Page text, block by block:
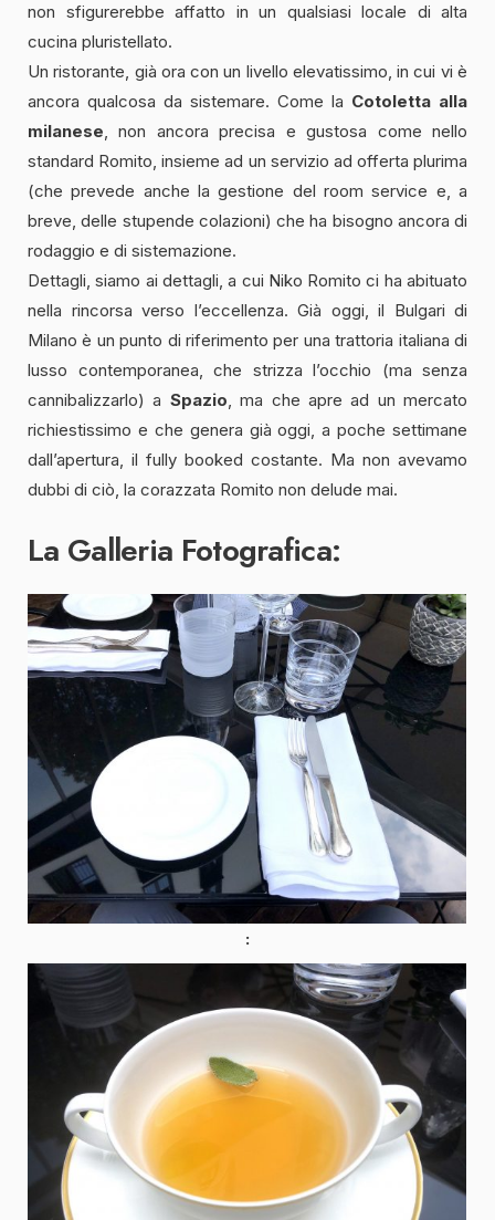
non sfigurerebbe affatto in un qualsiasi locale di alta
cucina pluristellato.
Un ristorante, già ora con un livello elevatissimo, in cui vi è
ancora qualcosa da sistemare. Come la Cotoletta alla
milanese, non ancora precisa e gustosa come nello
standard Romito, insieme ad un servizio ad offerta plurima
(che prevede anche la gestione del room service e, a
breve, delle stupende colazioni) che ha bisogno ancora di
rodaggio e di sistemazione.
Dettagli, siamo ai dettagli, a cui Niko Romito ci ha abituato
nella rincorsa verso l’eccellenza. Già oggi, il Bulgari di
Milano è un punto di riferimento per una trattoria italiana di
lusso contemporanea, che strizza l’occhio (ma senza
cannibalizzarlo) a Spazio, ma che apre ad un mercato
richiestissimo e che genera già oggi, a poche settimane
dall’apertura, il fully booked costante. Ma non avevamo
dubbi di ciò, la corazzata Romito non delude mai.
La Galleria Fotografica: